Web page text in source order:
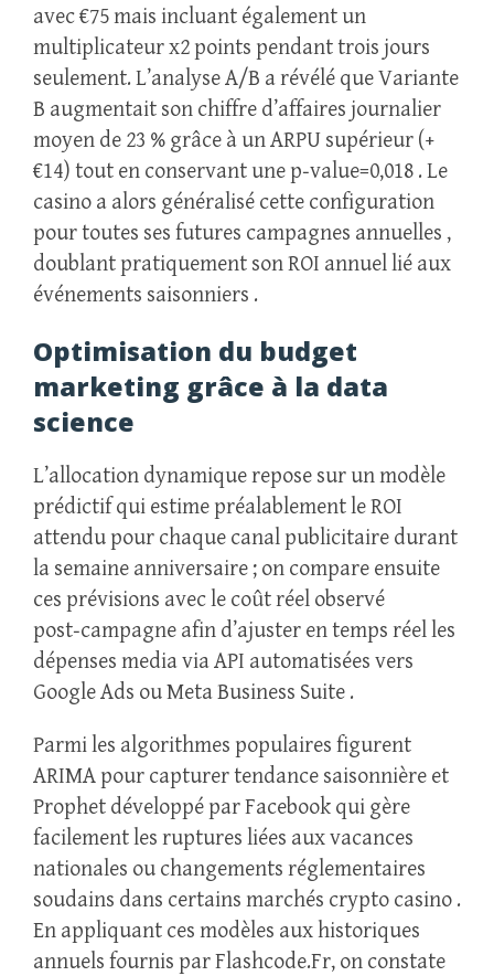
avec €75 mais incluant également un
multiplicateur x2 points pendant trois jours
seulement. L’analyse A/B a révélé que Variante
B augmentait son chiffre d’affaires journalier
moyen de 23 % grâce à un ARPU supérieur (+
€14) tout en conservant une p‑value=0,018 . Le
casino a alors généralisé cette configuration
pour toutes ses futures campagnes annuelles ,
doublant pratiquement son ROI annuel lié aux
événements saisonniers .
Optimisation du budget
marketing grâce à la data
science
L’allocation dynamique repose sur un modèle
prédictif qui estime préalablement le ROI
attendu pour chaque canal publicitaire durant
la semaine anniversaire ; on compare ensuite
ces prévisions avec le coût réel observé
post‑campagne afin d’ajuster en temps réel les
dépenses media via API automatisées vers
Google Ads ou Meta Business Suite .
Parmi les algorithmes populaires figurent
ARIMA pour capturer tendance saisonnière et
Prophet développé par Facebook qui gère
facilement les ruptures liées aux vacances
nationales ou changements réglementaires
soudains dans certains marchés crypto casino .
En appliquant ces modèles aux historiques
annuels fournis par Flashcode.Fr, on constate